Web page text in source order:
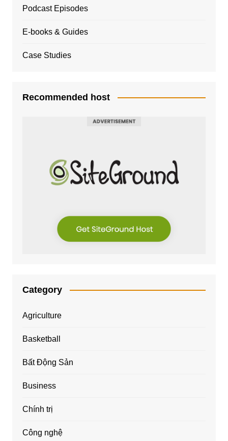
Podcast Episodes
E-books & Guides
Case Studies
Recommended host
Category
Agriculture
Basketball
Bất Động Sản
Business
Chính trị
Công nghệ